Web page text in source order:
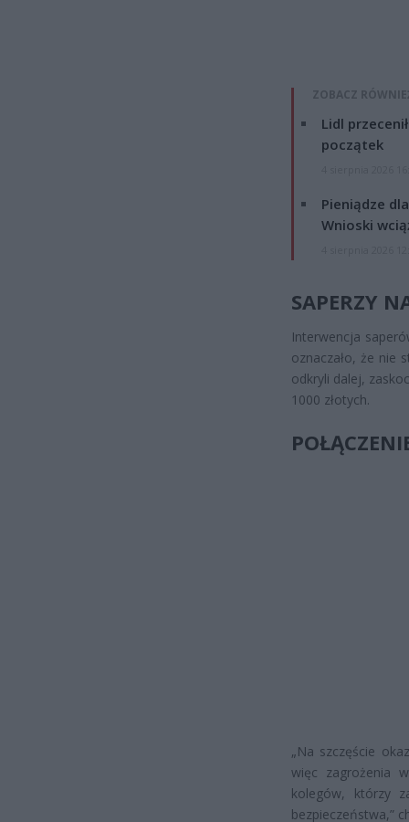
ZOBACZ
Lidl
początek
Pieniądze
Wnioski
SAPERZY
Interwencja
oznaczało, że nie
odkryli dalej,
1000 złotych.
„Na szczęście
więc zagrożenia
kolegów, którzy
bezpieczeństwa,”